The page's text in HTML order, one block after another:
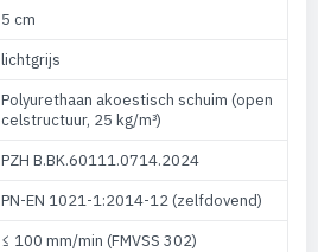
5 cm
lichtgrijs
Polyurethaan akoestisch schuim (open
celstructuur, 25 kg/m³)
PZH B.BK.60111.0714.2024
PN-EN 1021-1:2014-12 (zelfdovend)
≤ 100 mm/min (FMVSS 302)